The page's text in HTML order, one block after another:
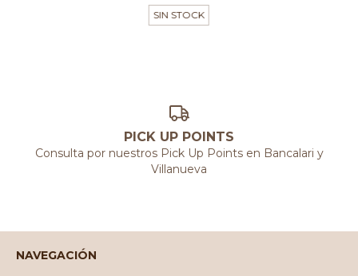
SIN STOCK
PICK UP POINTS
Consulta por nuestros Pick Up Points en Bancalari y
Villanueva
NAVEGACIÓN